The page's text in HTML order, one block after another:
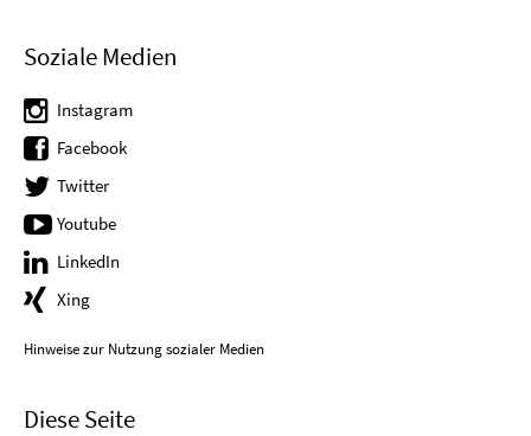
Soziale Medien
Instagram
Facebook
Twitter
Youtube
LinkedIn
Xing
Hinweise zur Nutzung sozialer Medien
Diese Seite